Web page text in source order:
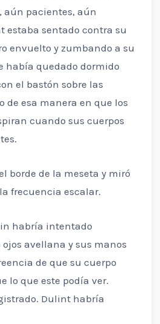
pacientes, aún
estaba sentado contra su
envuelto y zumbando a su
había quedado dormido
el bastón sobre las
de esa manera en que los
cuando sus cuerpos
borde de la meseta y miró
frecuencia escalar.
habría intentado
avellana y sus manos
de que su cuerpo
lo que este podía ver.
Dulint habría